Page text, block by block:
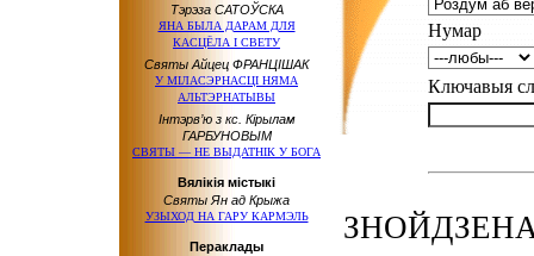
Тэрэза САТОЎСКА
ЯНА БЫЛА ДАРАМ ДЛЯ
КАСЦЁЛА І СВЕТУ
Святы Айцец ФРАНЦІШАК
У МІЛАСЭРНАСЦІ НЯМА
АЛЬТЭРНАТЫВЫ
Інтэрв’ю з кс. Кірылам
ГАРБУНОВЫМ
СВЯТЫ — НЕ ВЫДАТНІК У БОГА
Вялікія містыкі
Святы Ян ад Крыжа
УЗЫХОД НА ГАРУ КАРМЭЛЬ
Пераклады
Нумар
Ключавыя